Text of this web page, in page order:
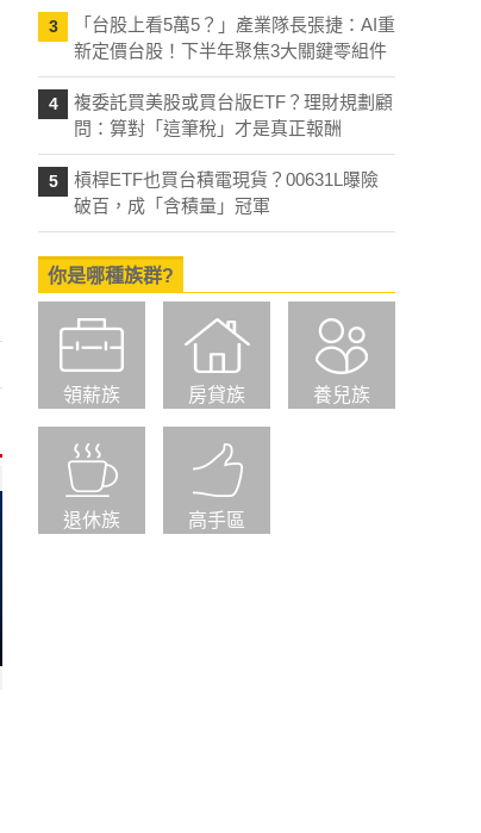
3
「台股上看5萬5？」產業隊長張捷：AI重
新定價台股！下半年聚焦3大關鍵零組件
4
複委託買美股或買台版ETF？理財規劃顧
問：算對「這筆稅」才是真正報酬
5
槓桿ETF也買台積電現貨？00631L曝險
破百，成「含積量」冠軍
你是哪種族群?
領薪族 房貸族 養兒族
退休族 高手區